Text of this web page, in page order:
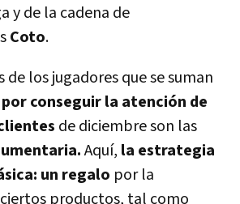
y de la cadena de
Coto.
los jugadores que se suman
conseguir la atención de
de diciembre son las
Aquí, la estrategia
un regalo por la
productos, tal como